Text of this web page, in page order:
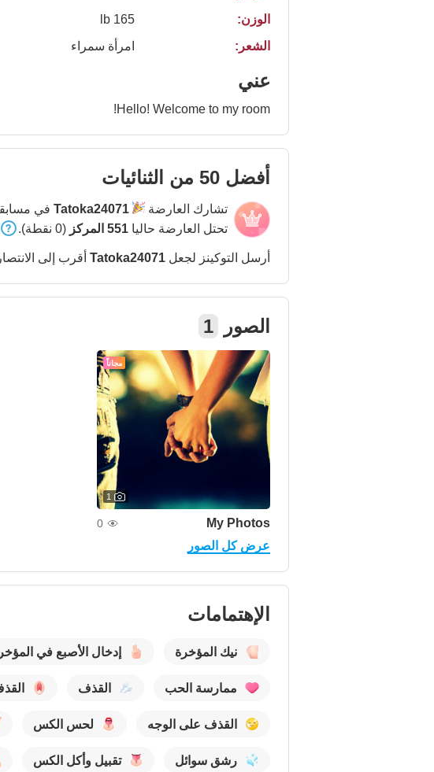
الوزن:
165 lb
الشعر:
امرأة سمراء
عني
Hello! Welcome to my room!
أفضل 50 من الثنائيات
تشارك العارضة Tatoka24071 في
تحتل العارضة حاليا 551 المركز (0 نقطة).
أرسل التوكينز لجعل Tatoka24071 أقرب إلى
الصور 1
مجاناً
1
My Photos
0
عرض كل الصور
الإهتمامات
نيك المؤخرة إدخال الأصبع في
ممارسة الحب القذف
القذف على الوجه لحس الكس
رشق سوائل تقبيل وأكل الكس